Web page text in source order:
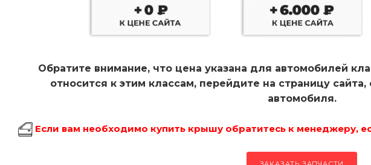
Обратите внимание, что цена указана для автомобилей
относится к этим классам, перейдите на страницу
автомобиля.
Если вам необходимо купить крышу обратитесь к менеджеру,